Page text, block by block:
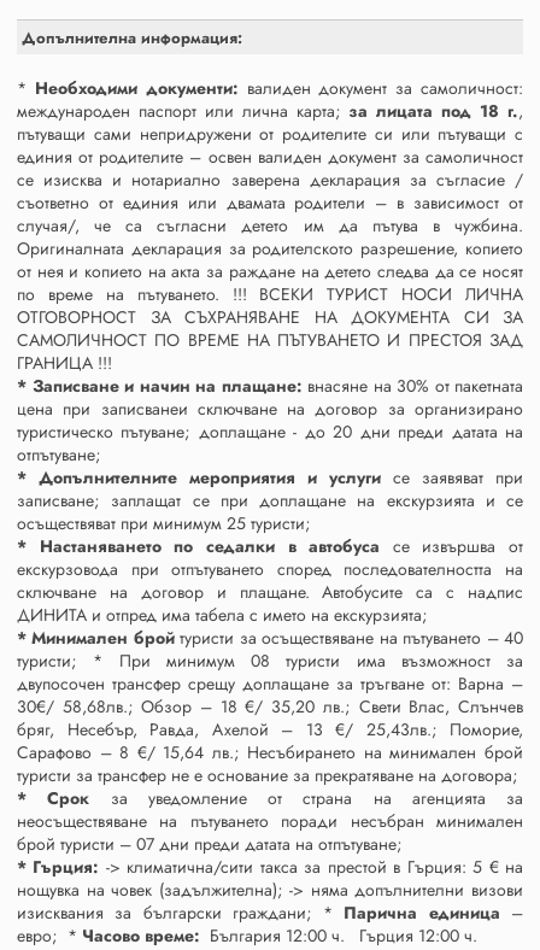
Допълнителна информация:
* Необходими документи: валиден документ за самоличност:
международен паспорт или лична карта; за лицата под 18 г.,
пътуващи сами непридружени от родителите си или пътуващи с
единия от родителите – освен валиден документ за самоличност
се изисква и нотариално заверена декларация за съгласие /
съответно от единия или двамата родители – в зависимост от
случая/, че са съгласни детето им да пътува в чужбина.
Оригиналната декларация за родителското разрешение, копието
от нея и копието на акта за раждане на детето следва да се носят
по време на пътуването. !!! ВСЕКИ ТУРИСТ НОСИ ЛИЧНА
ОТГОВОРНОСТ ЗА СЪХРАНЯВАНЕ НА ДОКУМЕНТА СИ ЗА
САМОЛИЧНОСТ ПО ВРЕМЕ НА ПЪТУВАНЕТО И ПРЕСТОЯ ЗАД
ГРАНИЦА !!!
* Записване и начин на плащане: внасяне на 30% от пакетната
цена при записванеи сключване на договор за организирано
туристическо пътуване; доплащане - до 20 дни преди датата на
отпътуване;
* Допълнителните мероприятия и услуги се заявяват при
записване; заплащат се при доплащане на екскурзията и се
осъществяват при минимум 25 туристи;
* Настаняването по седалки в автобуса се извършва от
екскурзовода при отпътуването според последователността на
сключване на договор и плащане. Автобусите са с надпис
ДИНИТА и отпред има табела с името на екскурзията;
* Минимален бройтуристи за осъществяване на пътуването – 40
туристи; * При минимум 08 туристи има възможност за
двупосочен трансфер срещу доплащане за тръгване от: Варна –
30€/ 58,68лв.; Обзор – 18 €/ 35,20 лв.; Свети Влас, Слънчев
бряг, Несебър, Равда, Ахелой – 13 €/ 25,43лв.; Поморие,
Сарафово – 8 €/ 15,64 лв.; Несъбирането на минимален брой
туристи за трансфер не е основание за прекратяване на договора;
* Срок за уведомление от страна на агенцията за
неосъществяване на пътуването поради несъбран минимален
брой туристи – 07 дни преди датата на отпътуване;
* Гърция: -> климатична/сити такса за престой в Гърция: 5 € на
нощувка на човек (задължителна); -> няма допълнителни визови
изисквания за български граждани; * Парична единица –
евро; * Часово време: България 12:00 ч. Гърция 12:00 ч.